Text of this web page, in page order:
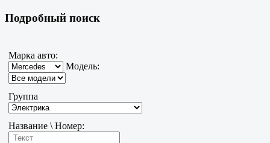
Подробный поиск
Марка авто:
Модель:
Группа
Название \ Номер: